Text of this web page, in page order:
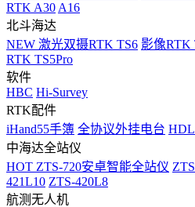
RTK A30 A16
北斗海达
NEW 激光双摄RTK TS6 影像RTK
RTK TS5Pro
软件
HBC Hi-Survey
RTK配件
iHand55手簿 全协议外挂电台
中海达全站仪
HOT ZTS-720安卓智能全站仪
421L10 ZTS-420L8
航测无人机